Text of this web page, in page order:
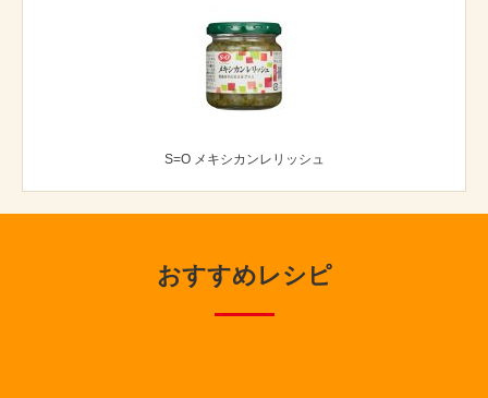
S=O メキシカンレリッシュ
おすすめレシピ